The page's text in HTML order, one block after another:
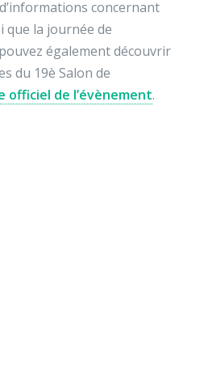
concernant
que la journée de
également découvrir
du 19è Salon de
officiel de l’évènement.